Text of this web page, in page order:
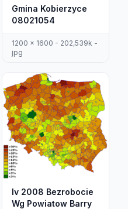
Gmina Kobierzyce
08021054
1200 x 1600 - 202,539k -
jpg
Iv 2008 Bezrobocie
Wg Powiatow Barry